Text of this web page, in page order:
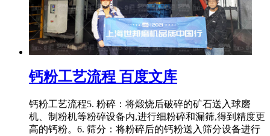
钙粉工艺流程 百度文库
钙粉工艺流程5. 粉碎：将煅烧后破碎的矿石送入球磨
机、制粉机等粉碎设备内,进行细粉碎和漏筛,得到精度更
高的钙粉。6. 筛分：将粉碎后的钙粉送入筛分设备进行